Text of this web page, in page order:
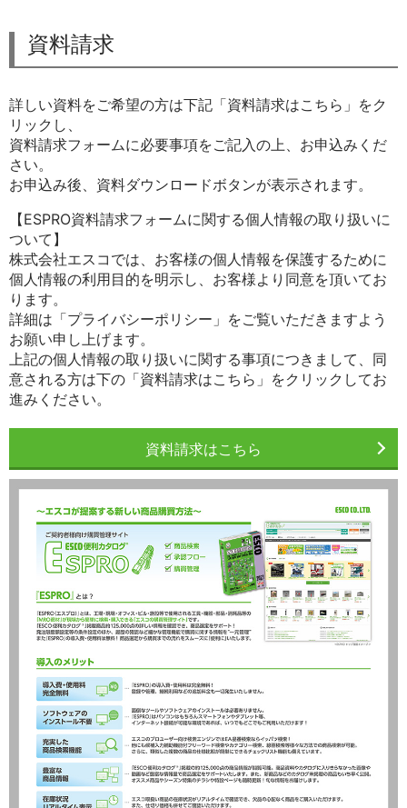
資料請求
詳しい資料をご希望の方は下記「資料請求はこちら」をク
リックし、
資料請求フォームに必要事項をご記入の上、お申込みくだ
さい。
お申込み後、資料ダウンロードボタンが表示されます。
【ESPRO資料請求フォームに関する個人情報の取り扱いに
ついて】
株式会社エスコでは、お客様の個人情報を保護するために
個人情報の利用目的を明示し、お客様より同意を頂いてお
ります。
詳細は「プライバシーポリシー」をご覧いただきますよう
お願い申し上げます。
上記の個人情報の取り扱いに関する事項につきまして、同
意される方は下の「資料請求はこちら」をクリックしてお
進みください。
資料請求はこちら